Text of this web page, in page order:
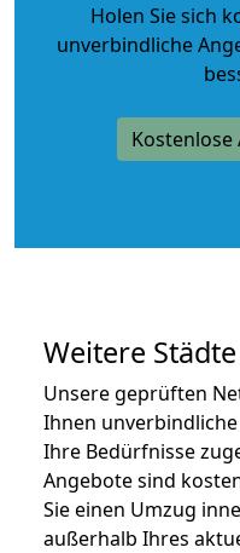
Holen Sie sich
unverbindliche
Weitere
Unsere geprüften
Ihnen
Ihre Bedürfnisse
Angebote sind
Sie einen Umzug
außerhalb Ihres